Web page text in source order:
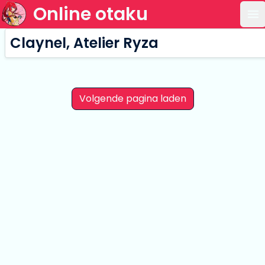
Online otaku
Claynel, Atelier Ryza
Volgende pagina laden